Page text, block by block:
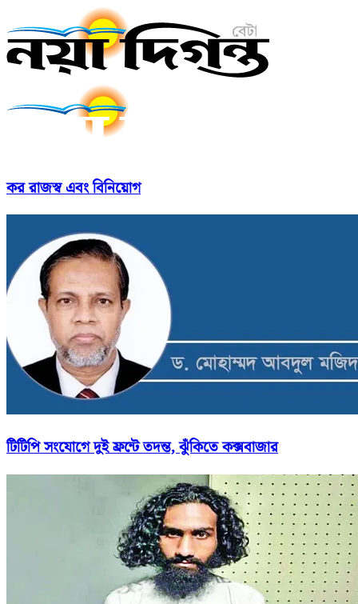
কর রাজস্ব এবং বিনিয়োগ
টিটিপি সংযোগে দুই ফ্রন্টে তদন্ত, ঝুঁকিতে কক্সবাজার